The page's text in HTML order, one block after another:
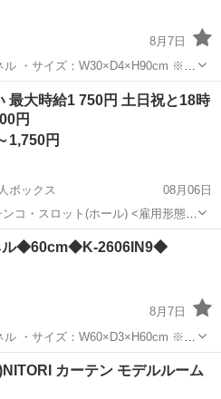
8月7日
剥がれがあります。 【商品状態】 ・展示場で設置されてい...
インテリア雑貨/小物 アート
最大時給1 750円 土日祝と18時
円
1,750円
ボックス
08月06日
コ・スロット(ホール) <雇用形態>
]時給1,200円～1,750円 交通費:一
限は500円/日) 公共交通機関...
ル◆60cm◆K-2606IN9◆
8月7日
置されていた商品です。 展示されて...
アート
カーテン モデルルーム